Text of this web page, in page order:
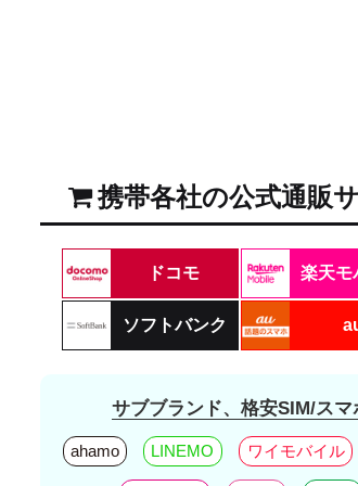
携帯各社の公式通販
ドコモ 楽天モ
ソフトバンク
サブブランド、格安SIM/スマ
ahamo LINEMO ワイモバイル